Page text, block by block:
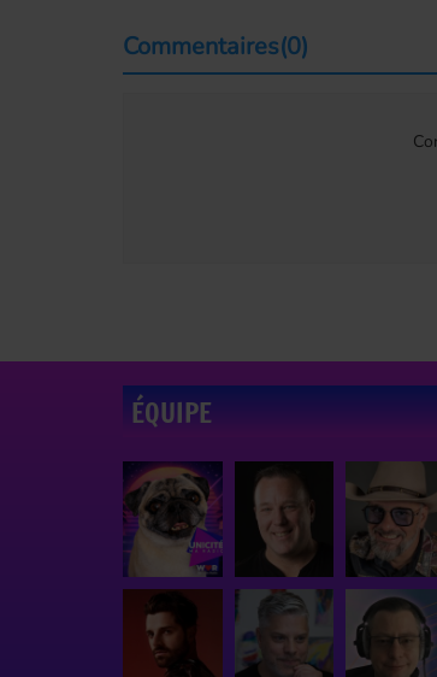
Commentaires(0)
ÉQUIPE